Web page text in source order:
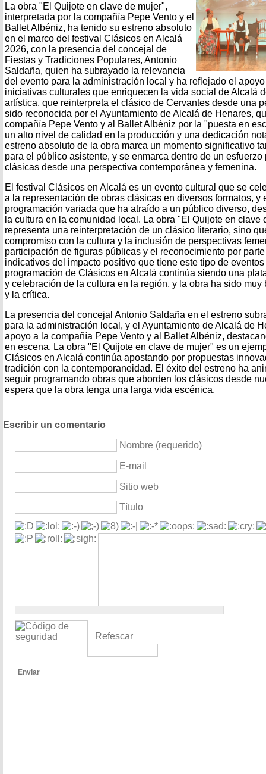
La obra "El Quijote en clave de mujer",
interpretada por la compañía Pepe Vento y el
Ballet Albéniz, ha tenido su estreno absoluto
en el marco del festival Clásicos en Alcalá
2026, con la presencia del concejal de
Fiestas y Tradiciones Populares, Antonio
Saldaña, quien ha subrayado la relevancia
del evento para la administración local y ha reflejado el
iniciativas culturales que enriquecen la vida social de Alcalá
artística, que reinterpreta el clásico de Cervantes desde una
sido reconocida por el Ayuntamiento de Alcalá de Henares,
compañía Pepe Vento y al Ballet Albéniz por la "puesta en
un alto nivel de calidad en la producción y una dedicación
estreno absoluto de la obra marca un momento significativo
para el público asistente, y se enmarca dentro de un esfuerzo
clásicas desde una perspectiva contemporánea y femenina.
El festival Clásicos en Alcalá es un evento cultural que se
a la representación de obras clásicas en diversos formatos, y
programación variada que ha atraído a un público diverso,
la cultura en la comunidad local. La obra "El Quijote en clave
representa una reinterpretación de un clásico literario, sino
compromiso con la cultura y la inclusión de perspectivas
participación de figuras públicas y el reconocimiento por
indicativos del impacto positivo que tiene este tipo de
programación de Clásicos en Alcalá continúa siendo una
y celebración de la cultura en la región, y la obra ha sido
y la crítica.
La presencia del concejal Antonio Saldaña en el estreno
para la administración local, y el Ayuntamiento de Alcalá de
apoyo a la compañía Pepe Vento y al Ballet Albéniz,
en escena. La obra "El Quijote en clave de mujer" es un
Clásicos en Alcalá continúa apostando por propuestas
tradición con la contemporaneidad. El éxito del estreno ha
seguir programando obras que aborden los clásicos desde
espera que la obra tenga una larga vida escénica.
Escribir un comentario
Nombre (requerido)
E-mail
Sitio web
Título
Refescar
Enviar